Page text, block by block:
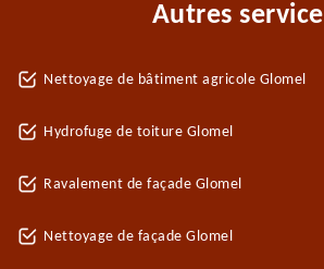
Autres
Nettoyage de bâtiment agricole Glomel
Hydrofuge de toiture Glomel
Ravalement de façade Glomel
Nettoyage de façade Glomel